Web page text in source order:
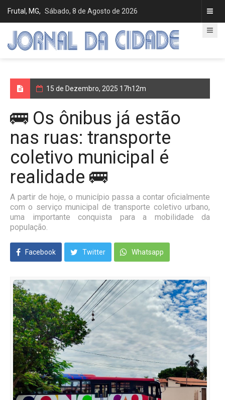
Frutal, MG, Sábado, 8 de Agosto de 2026
15 de Dezembro, 2025 17h12m
🚌 Os ônibus já estão
nas ruas: transporte
coletivo municipal é
realidade 🚌
A partir de hoje, o município passa a contar oficialmente
com o serviço municipal de transporte coletivo urbano,
uma importante conquista para a mobilidade da
população.
Facebook Twitter Whatsapp